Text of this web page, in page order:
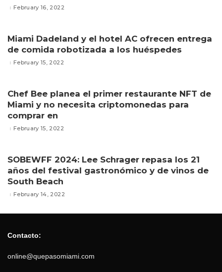
February 16, 2022
Miami Dadeland y el hotel AC ofrecen entrega
de comida robotizada a los huéspedes
February 15, 2022
Chef Bee planea el primer restaurante NFT de
Miami y no necesita criptomonedas para
comprar en
February 15, 2022
SOBEWFF 2024: Lee Schrager repasa los 21
años del festival gastronómico y de vinos de
South Beach
February 14, 2022
Contacto:
online@quepasomiami.com